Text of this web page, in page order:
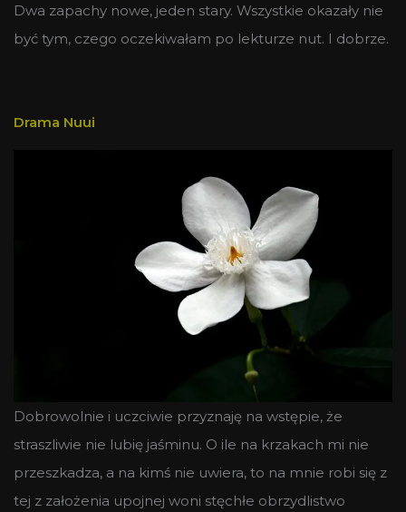
Dwa zapachy nowe, jeden stary. Wszystkie okazały nie
być tym, czego oczekiwałam po lekturze nut. I dobrze.
Drama Nuui
Dobrowolnie i uczciwie przyznaję na wstępie, że
straszliwie nie lubię jaśminu. O ile na krzakach mi nie
przeszkadza, a na kimś nie uwiera, to na mnie robi się z
tej z założenia upojnej woni stęchłe obrzydlistwo